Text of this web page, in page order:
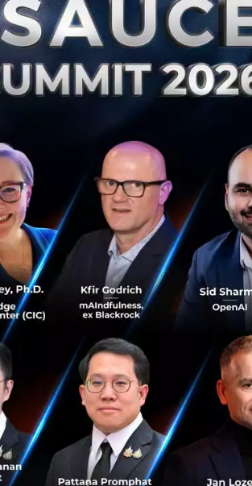
Tint ที่จะให้สัมผัสนุ่มนวล ความซอฟ
ที่ให้ทั้งความน่ารักและความนุ่มนิ่มที่เชื่อม
แต่ยังคงติดทนถึง 12 ชั่วโมงตามสไตล์
Tint ที่มีเฉดสีให้เลือกมากมาย
ที่ทาง Maybelline และพาร์ทเนอร์ทั้งสอง
ลืม
าน Parc Paragon ให้เป็นดินแดน Teddy
โซนโฟโต้วิทหมี โซนบ้านหมีสิง โซนคาเฟ่
ระสบการณ์ IRL (In Real Life)